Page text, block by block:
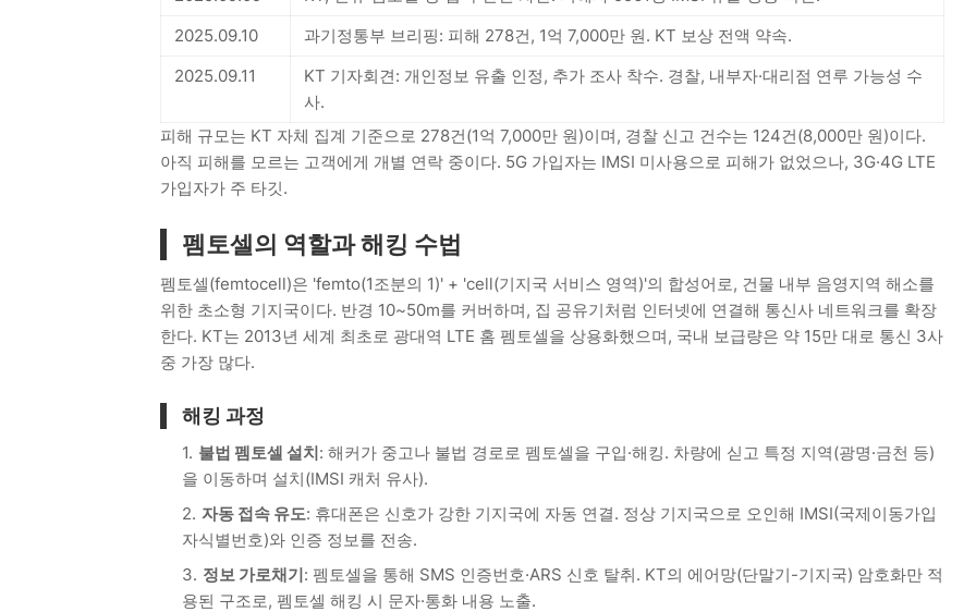
2025.09.10
과기정통부 브리핑: 피해 278건, 1억 7,000만 원. KT 보상 전액 약속.
2025.09.11
KT 기자회견: 개인정보 유출 인정, 추가 조사 착수. 경찰, 내부자·대리점 연루 가능성 수
사.
피해 규모는 KT 자체 집계 기준으로 278건(1억 7,000만 원)이며, 경찰 신고 건수는 124건(8,000만 원)이다.
아직 피해를 모르는 고객에게 개별 연락 중이다. 5G 가입자는 IMSI 미사용으로 피해가 없었으나, 3G·4G LTE
가입자가 주 타깃.
펨토셀의 역할과 해킹 수법
펨토셀(femtocell)은 'femto(1조분의 1)' + 'cell(기지국 서비스 영역)'의 합성어로, 건물 내부 음영지역 해소를
위한 초소형 기지국이다. 반경 10~50m를 커버하며, 집 공유기처럼 인터넷에 연결해 통신사 네트워크를 확장
한다. KT는 2013년 세계 최초로 광대역 LTE 홈 펨토셀을 상용화했으며, 국내 보급량은 약 15만 대로 통신 3사
중 가장 많다.
해킹 과정
불법 펨토셀 설치: 해커가 중고나 불법 경로로 펨토셀을 구입·해킹. 차량에 싣고 특정 지역(광명·금천 등)
을 이동하며 설치(IMSI 캐처 유사).
자동 접속 유도: 휴대폰은 신호가 강한 기지국에 자동 연결. 정상 기지국으로 오인해 IMSI(국제이동가입
자식별번호)와 인증 정보를 전송.
정보 가로채기: 펨토셀을 통해 SMS 인증번호·ARS 신호 탈취. KT의 에어망(단말기-기지국) 암호화만 적
용된 구조로, 펨토셀 해킹 시 문자·통화 내용 노출.